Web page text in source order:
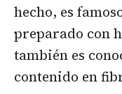
hecho, es
preparado con
también es
contenido en